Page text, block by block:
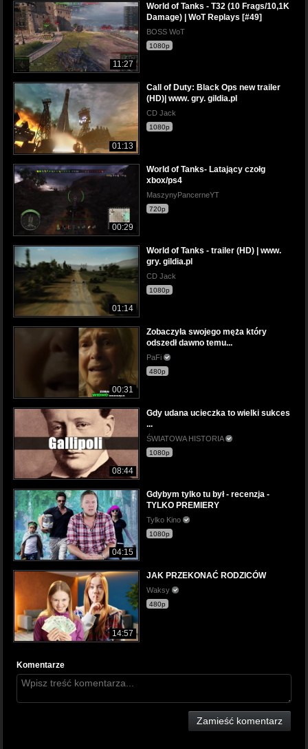
11:27
World of Tanks - T32 (10 Frags/10,1K
Damage) | WoT Replays [#49]
BOSS WoT
1080p
01:13
Call of Duty: Black Ops new trailer
(HD)| www. gry. gildia.pl
CD Jack
1080p
00:29
World of Tanks- Latający czołg
xbox/ps4
MaszynyPancerneYT
720p
01:14
World of Tanks - trailer (HD) | www.
gry. gildia.pl
CD Jack
1080p
00:31
Zobaczyła swojego męża który
odszedł dawno temu...
PaFi
480p
08:44
Gdy udana ucieczka to wielki sukces
...
ŚWIATOWA HISTORIA
1080p
04:15
Gdybym tylko tu był - recenzja -
TYLKO PREMIERY
Tylko Kino
1080p
14:57
JAK PRZEKONAĆ RODZICÓW
Waksy
480p
Komentarze
Zamieść komentarz